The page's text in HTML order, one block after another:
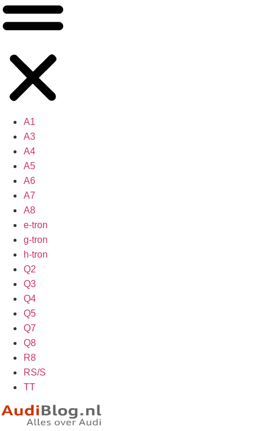
A1
A3
A4
A5
A6
A7
A8
e-tron
g-tron
h-tron
Q2
Q3
Q4
Q5
Q7
Q8
R8
RS/S
TT